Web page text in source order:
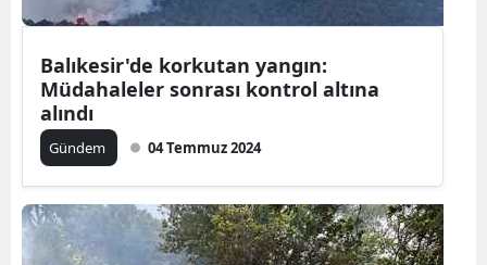
Balıkesir'de korkutan yangın:
Müdahaleler sonrası kontrol altına
alındı
Gündem 04 Temmuz 2024